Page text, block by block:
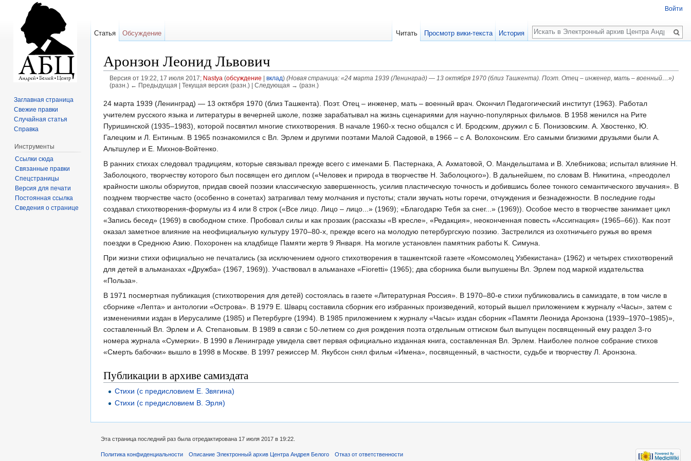
Аронзон Леонид Львович
Версия от 19:22, 17 июля 2017; Nastya (обсуждение вклад) (Новая страница: «24 марта 1939 (Ленинград) — 13 октября 1970 (близ Ташкента). Поэт. Отец – инженер, мать – военный…»)
(разн.) ← Предыдущая | Текущая версия (разн.) | Следующая → (разн.)
24 марта 1939 (Ленинград) — 13 октября 1970 (близ Ташкента). Поэт. Отец – инженер, мать – военный врач. Окончил Педагогический институт (1963). Работал
учителем русского языка и литературы в вечерней школе, позже зарабатывал на жизнь сценариями для научно-популярных фильмов. В 1958 женился на Рите
Пуришинской (1935–1983), которой посвятил многие стихотворения. В начале 1960-х тесно общался с И. Бродским, дружил с Б. Понизовским. А. Хвостенко, Ю.
Галецким и Л. Ентиным. В 1965 познакомился с Вл. Эрлем и другими поэтами Малой Садовой, в 1966 – с А. Волохонским. Его самыми близкими друзьями были А.
Альтшулер и Е. Михнов-Войтенко.
В ранних стихах следовал традициям, которые связывал прежде всего с именами Б. Пастернака, А. Ахматовой, О. Мандельштама и В. Хлебникова; испытал влияние Н.
За­болоцкого, творчеству которого был посвящен его диплом («Человек и природа в твор­честве Н. Заболоцкого»). В дальнейшем, по словам В. Никитина, «преодолел
крайно­сти школы обэриутов, придав своей поэзии классическую завершенность, усилив пластическую точность и добившись более тонкого семантического звучания». В
по­зднем творчестве часто (особенно в сонетах) затрагивал тему молчания и пустоты; стали звучать ноты горечи, отчуждения и безнадежности. В последние годы
создавал стихот­ворения-формулы из 4 или 8 строк («Все лицо. Лицо – лицо...» (1969); «Благодарю Тебя за снег...» (1969)). Особое место в творчестве занимает цикл
«Запись бесед» (1969) в свободном стихе. Пробовал силы и как прозаик (рассказы «В кресле», «Редакция», неоконченная повесть «Ассигнация» (1965–66)). Как поэт
оказал заметное влияние на неофициальную культуру 1970–80-х, прежде всего на молодую петербургскую поэзию. Застрелился из охотничьего ружья во время
поездки в Среднюю Азию. Похоро­нен на кладбище Памяти жертв 9 Января. На могиле установлен памятник работы К. Симуна.
При жизни стихи официально не печатались (за исключением одного стихотво­рения в ташкентской газете «Комсомолец Узбекистана» (1962) и четырех стихотворе­ний
для детей в альманахах «Дружба» (1967, 1969)). Участвовал в альманахе «Fioretti» (1965); два сборника были выпушены Вл. Эрлем под маркой издательства
«Польза».
В 1971 посмертная публикация (стихотворения для детей) состоялась в газете «Ли­тературная Россия». В 1970–80-е стихи публиковались в самиздате, в том числе в
сборнике «Лепта» и антологии «Острова». В 1979 Е. Шварц составила сборник его избранных произведений, который вышел приложением к журналу «Часы», затем с
изменениями издан в Иерусалиме (1985) и Петербурге (1994). В 1985 приложением к журналу «Часы» издан сборник «Памяти Леонида Аронзона (1939–1970–1985)»,
со­ставленный Вл. Эрлем и А. Степановым. В 1989 в связи с 50-летием со дня рождения поэта отдельным оттиском был выпущен посвященный ему раздел 3-го
номера жур­нала «Сумерки». В 1990 в Ленинграде увидела свет первая официально изданная кни­га, составленная Вл. Эрлем. Наиболее полное собрание стихов
«Смерть бабочки» вышло в 1998 в Москве. В 1997 режиссер М. Якубсон снял фильм «Имена», посвященный, в частности, судьбе и творчеству Л. Аронзона.
Публикации в архиве самиздата
Стихи (с предисловием Е. Звягина)
Стихи (с предисловием В. Эрля)
Войти
Статья Обсуждение Читать Просмотр вики-текста История
Поиск
Заглавная страница
Свежие правки
Случайная статья
Справка
Инструменты
Ссылки сюда
Связанные правки
Спецстраницы
Версия для печати
Постоянная ссылка
Сведения о странице
Эта страница последний раз была отредактирована 17 июля 2017 в 19:22.
Политика конфиденциальности Описание Электронный архив Центра Андрея Белого Отказ от ответственности